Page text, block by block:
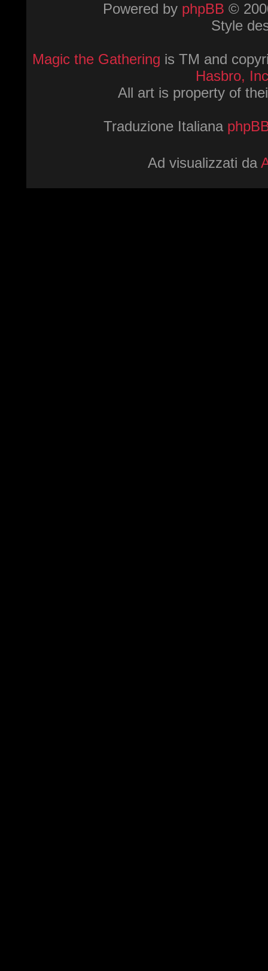
Powered by phpBB ©
Style
Magic the Gathering is TM and
Hasbro,
All art is property of
Traduzione Italiana
Ad visualizzati da